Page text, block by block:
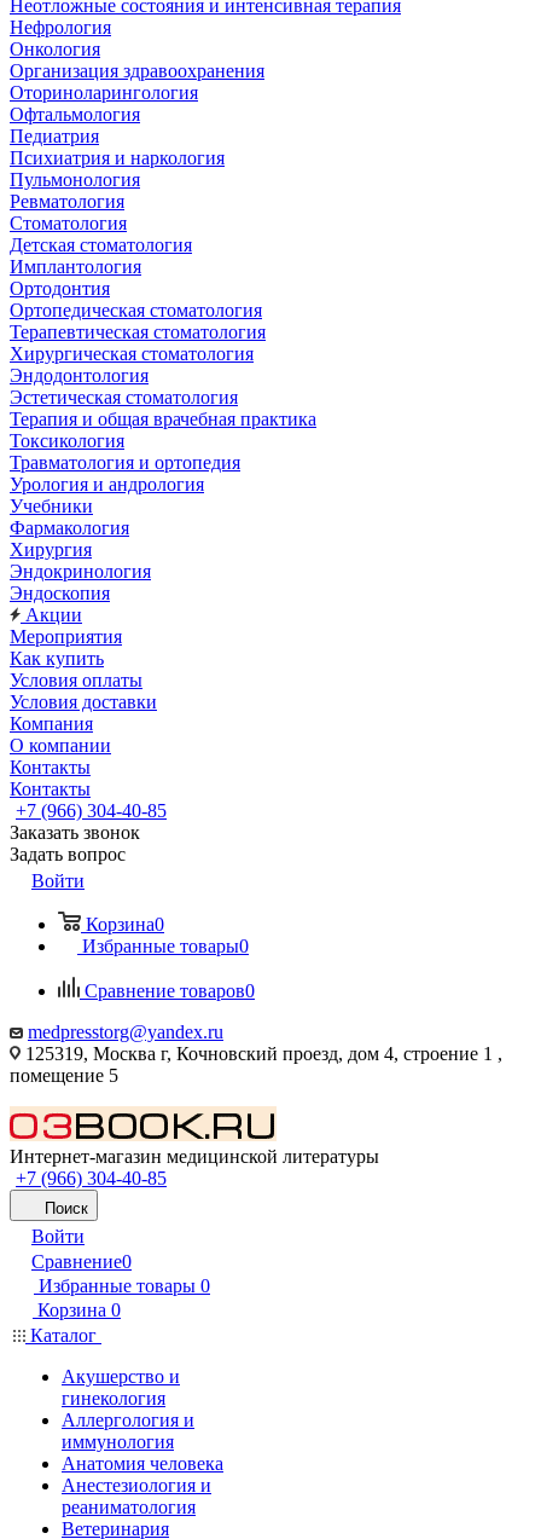
Неотложные состояния и интенсивная терапия
Нефрология
Онкология
Организация здравоохранения
Оториноларингология
Офтальмология
Педиатрия
Психиатрия и наркология
Пульмонология
Ревматология
Стоматология
Детская стоматология
Имплантология
Ортодонтия
Ортопедическая стоматология
Терапевтическая стоматология
Хирургическая стоматология
Эндодонтология
Эстетическая стоматология
Терапия и общая врачебная практика
Токсикология
Травматология и ортопедия
Урология и андрология
Учебники
Фармакология
Хирургия
Эндокринология
Эндоскопия
Акции
Мероприятия
Как купить
Условия оплаты
Условия доставки
Компания
О компании
Контакты
Контакты
+7 (966) 304-40-85
Заказать звонок
Задать вопрос
Войти
Корзина0
Избранные товары0
Сравнение товаров0
medpresstorg@yandex.ru
125319, Москва г, Кочновский проезд, дом 4, строение 1 ,
помещение 5
Интернет-магазин медицинской литературы
+7 (966) 304-40-85
Поиск
Войти
Сравнение0
Избранные товары 0
Корзина 0
Каталог
Акушерство и
гинекология
Аллергология и
иммунология
Анатомия человека
Анестезиология и
реаниматология
Ветеринария